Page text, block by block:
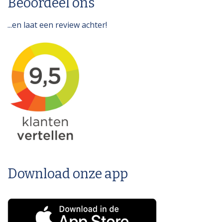
...en laat een review achter!
Download onze app